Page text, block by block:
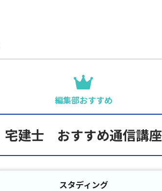
編集部おすすめ
宅建士 おすすめ通信講座
スタディング